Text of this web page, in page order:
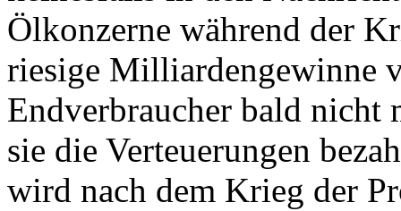
Ölkonzerne während der
riesige Milliardengewinne
Endverbraucher bald nicht
sie die Verteuerungen
wird nach dem Krieg der